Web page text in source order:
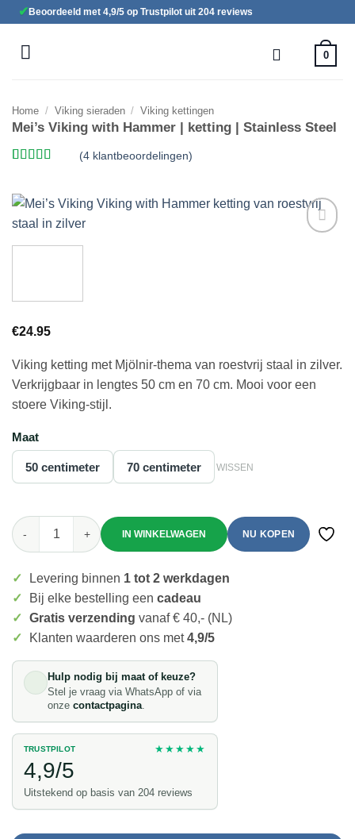
inhoud
✔ Beoordeeld met 4,9/5 op Trustpilot uit 204 reviews
0
Home / Viking sieraden / Viking kettingen
Mei’s Viking with Hammer | ketting | Stainless Steel
gebaseerd
opklant
waarderingen
(4klantbeoordelingen)
€24.95
Viking ketting met Mjölnir-thema van roestvrij staal in zilver.
Verkrijgbaar in lengtes 50 cm en 70 cm. Mooi voor een
stoere Viking-stijl.
Maat
50 centimeter 70 centimeter WISSEN
Mei's Viking with Hammer | ketting | Stainless Steel
NU KOPEN
✓ Levering binnen 1 tot 2 werkdagen
✓
Bij elke bestelling een cadeau
✓ Gratis verzending vanaf € 40,- (NL)
✓
Klanten waarderen ons met4,9/5
Hulp nodig bij maat of keuze?
Stel je vraag via WhatsApp of via
onze contactpagina.
TRUSTPILOT ★★★★★
4,9/5
Uitstekend op basis van 204 reviews